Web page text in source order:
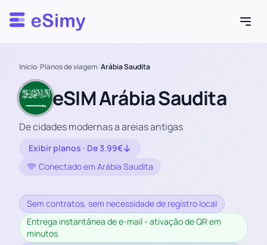
Esimy
Início/Planos de viagem/Arábia Saudita
eSIM Arábia Saudita
De cidades modernas a areias antigas
Exibir planos · De 3.99€
Conectado em Arábia Saudita
Sem contratos, sem necessidade de registro local
Entrega instantânea de e-mail - ativação de QR em
minutos